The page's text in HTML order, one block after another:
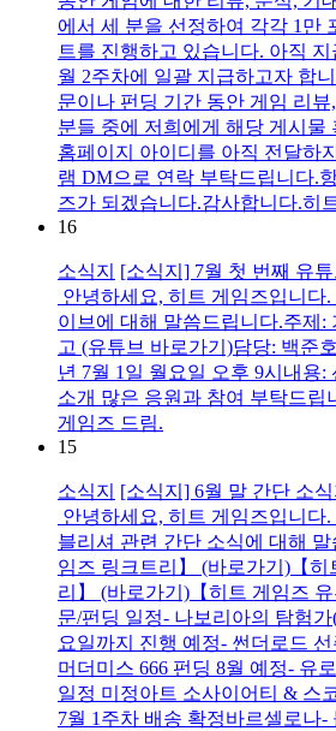
에서 세 분을 선정하여 각각 1만
트를 진행하고 있습니다. 아직
월 2주차에 일괄 지급하고자 합
문이나 펀딩 기간 동안 게임 리
분들 중에 저희에게 해당 게시물
홈페이지 아이디를 아직 전달하
램 DM으로 연락 부탁드립니다.
즈가 되겠습니다.감사합니다.히
16
소식지
[소식지] 7월 첫 번째 유
안녕하세요, 히트 게임즈입니다
이브에 대해 말씀드립니다.주제:
고 (유튜브 바로가기)담당: 백준
년 7월 1일 월요일 오후 9시내용
소개 많은 응원과 참여 부탁드립
게임즈 드림.
15
소식지
[소식지] 6월 말 간단 소식
안녕하세요, 히트 게임즈입니다.
블리셔 관련 간단 소식에 대해 말
임즈 링크트리】 (바로가기)【히
리】 (바로가기)【히트 게임즈
문/펀딩 일정- 나보리아의 탐험
요일까지 진행 예정- 썬더로드
머더미스 666 펀딩 8월 예정- 유
일정 미정아트 소사이어티 & 스
7월 1주차 배송 확정바르셀로나